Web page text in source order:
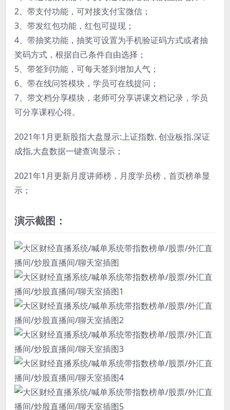
2、带支付功能，可对接支付宝微信；
3、带发红包功能，红包可提现；
4、带抽奖功能，抽奖可设置为手机验证码方式或者抽
奖码方式，根据自己条件自由选择；
5、带签到功能，可每天签到增加人气；
6、带在线问答模块，学员可在线提问；
7、带文档分享模块，老师可分享讲课文档记录，学员
可分享课程心得。
2021年1月更新股指大盘显示:上证指数. 创业板指.深证
成指,大盘数据一键查询显示；
2021年1月更新月度讲师榜，月度学员榜，首页榜单显
示；
演示截图：